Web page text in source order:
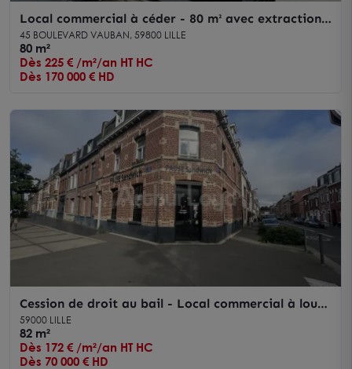
Local commercial à céder - 80 m² avec extraction
au coeur d'un quartier étudiant dynamique
45 BOULEVARD VAUBAN, 59800 LILLE
80 m²
Dès 225 € /m²/an HT HC
Dès 170 000 € HD
Cession de droit au bail - Local commercial à louer
idéalement situé dans le quartier dynamique
d'Euratechnologies à Lille
59000 LILLE
82 m²
Dès 172 € /m²/an HT HC
Dès 70 000 € HD